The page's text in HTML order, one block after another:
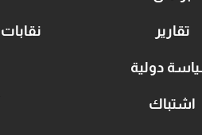
تقارير
دولية
اشتباك